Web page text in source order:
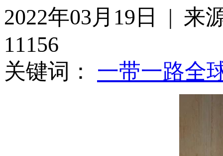
2022年03月19日 | 来
11156
关键词： 一带一路全